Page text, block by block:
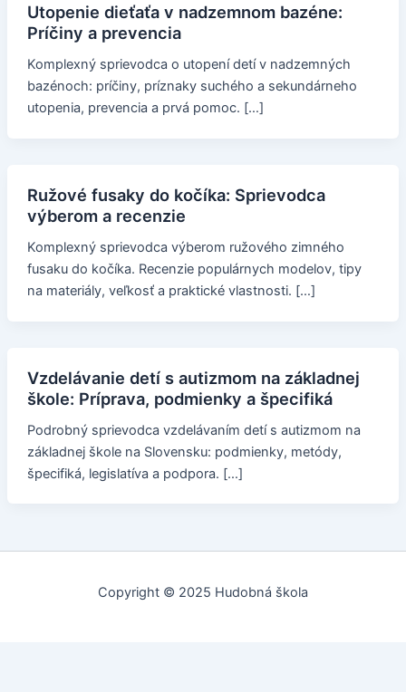
Utopenie dieťaťa v nadzemnom bazéne:
Príčiny a prevencia
Komplexný sprievodca o utopení detí v nadzemných
bazénoch: príčiny, príznaky suchého a sekundárneho
utopenia, prevencia a prvá pomoc. […]
Ružové fusaky do kočíka: Sprievodca
výberom a recenzie
Komplexný sprievodca výberom ružového zimného
fusaku do kočíka. Recenzie populárnych modelov, tipy
na materiály, veľkosť a praktické vlastnosti. […]
Vzdelávanie detí s autizmom na základnej
škole: Príprava, podmienky a špecifiká
Podrobný sprievodca vzdelávaním detí s autizmom na
základnej škole na Slovensku: podmienky, metódy,
špecifiká, legislatíva a podpora. […]
Copyright © 2025 Hudobná škola